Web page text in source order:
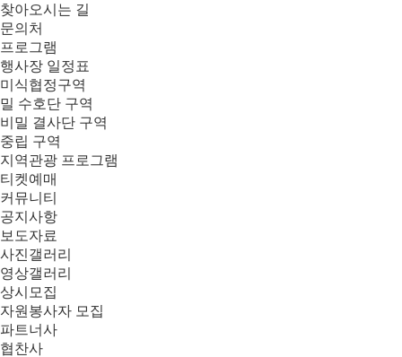
찾아오시는 길
문의처
프로그램
행사장 일정표
미식협정구역
밀 수호단 구역
비밀 결사단 구역
중립 구역
지역관광 프로그램
티켓예매
커뮤니티
공지사항
보도자료
사진갤러리
영상갤러리
상시모집
자원봉사자 모집
파트너사
협찬사